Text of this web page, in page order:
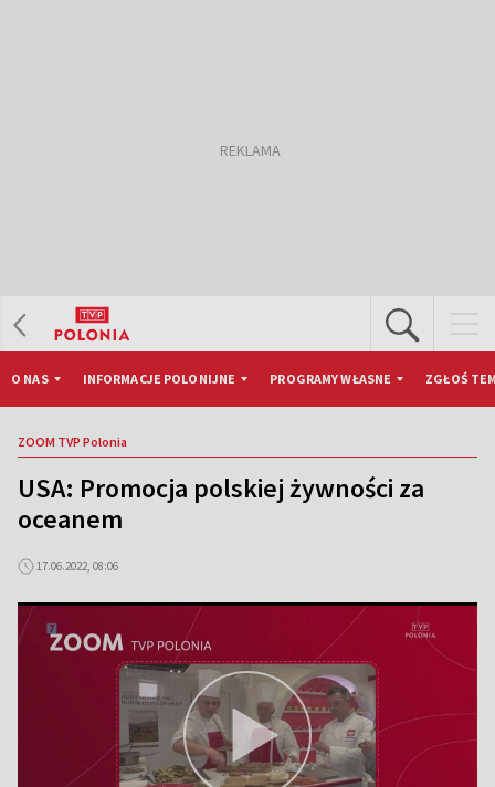
O NAS INFORMACJE POLONIJNE PROGRAMY WŁASNE ZGŁOŚ
ZOOM TVP Polonia
USA: Promocja polskiej żywności za
oceanem
17.06.2022, 08:06